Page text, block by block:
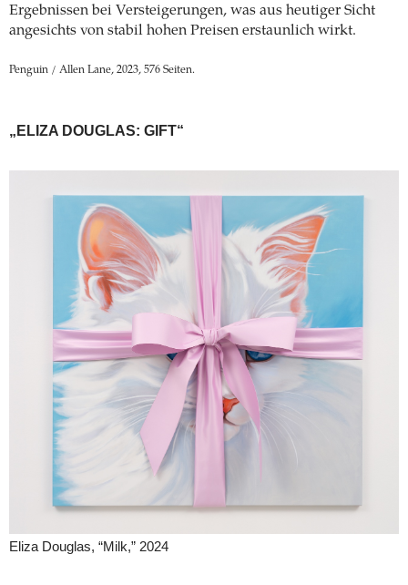
Ergebnissen bei Versteigerungen, was aus heutiger Sicht
angesichts von stabil hohen Preisen erstaunlich wirkt.
Penguin / Allen Lane, 2023, 576 Seiten.
„ELIZA DOUGLAS: GIFT“
Eliza Douglas, “Milk,” 2024